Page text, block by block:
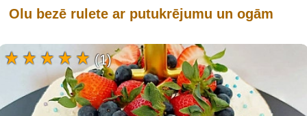
Olu bezē rulete ar putukrējumu un ogām
(1)